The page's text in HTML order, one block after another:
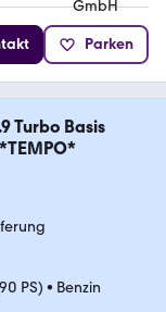
Parken
Turbo Basis
PS) • Benzin